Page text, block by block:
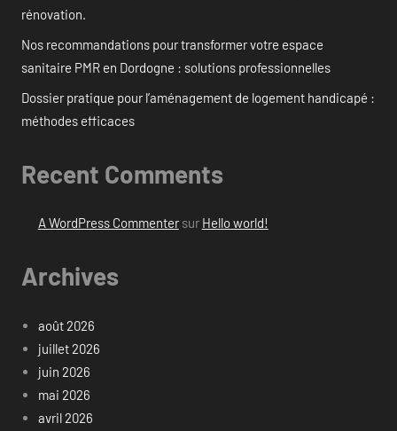
rénovation.
Nos recommandations pour transformer votre espace
sanitaire PMR en Dordogne : solutions professionnelles
Dossier pratique pour l’aménagement de logement handicapé :
méthodes efficaces
Recent Comments
A WordPress Commentersur Hello world!
Archives
août 2026
juillet 2026
juin 2026
mai 2026
avril 2026